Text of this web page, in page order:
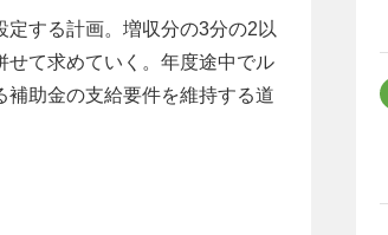
する計画。増収分の3分の2以
せて求めていく。年度途中でル
助金の支給要件を維持する道